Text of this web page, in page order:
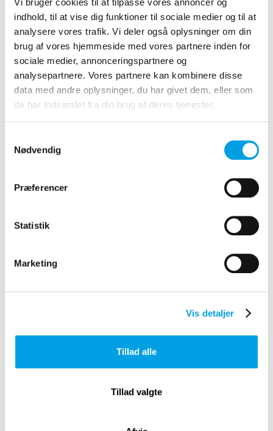
indhold, til at vise dig funktioner til sociale medier og til at
analysere vores trafik. Vi deler også oplysninger om din
brug af vores hjemmeside med vores partnere inden for
sociale medier, annonceringspartnere og
analysepartnere. Vores partnere kan kombinere disse
data med andre oplysninger, du har givet dem, eller som
de har indsamlet fra din brug af deres tjenester.
Nødvendig
Præferencer
Statistik
Marketing
Vis detaljer
Tillad alle
Tillad valgte
Nordfyns Kommune